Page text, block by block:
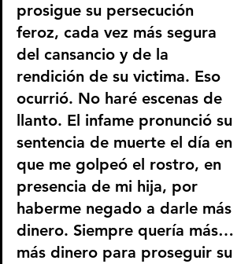
prosigue su persecución
feroz, cada vez más segura
del cansancio y de la
rendición de su victima. Eso
ocurrió. No haré escenas de
llanto. El infame pronunció su
sentencia de muerte el día en
que me golpeó el rostro, en
presencia de mi hija, por
haberme negado a darle más
dinero. Siempre quería más…
más dinero para proseguir su